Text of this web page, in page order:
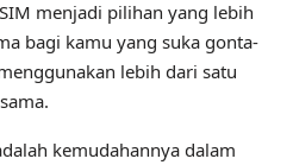
menjadi pilihan yang lebih
bagi kamu yang suka gonta-
lebih dari satu
kemudahannya dalam